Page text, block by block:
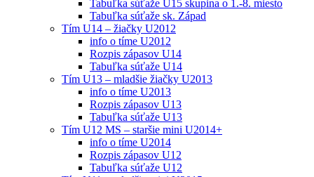
Tabuľka súťaže U15 skupina o 1.-8. miesto
Tabuľka súťaže sk. Západ
Tím U14 – žiačky U2012
info o tíme U2012
Rozpis zápasov U14
Tabuľka súťaže U14
Tím U13 – mladšie žiačky U2013
info o tíme U2013
Rozpis zápasov U13
Tabuľka súťaže U13
Tím U12 MS – staršie mini U2014+
info o tíme U2014
Rozpis zápasov U12
Tabuľka súťaže U12